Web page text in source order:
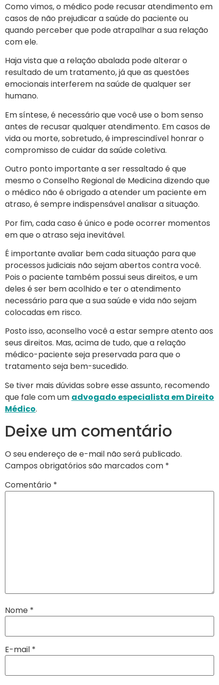
Como vimos, o médico pode recusar atendimento em
casos de não prejudicar a saúde do paciente ou
quando perceber que pode atrapalhar a sua relação
com ele.
Haja vista que a relação abalada pode alterar o
resultado de um tratamento, já que as questões
emocionais interferem na saúde de qualquer ser
humano.
Em síntese, é necessário que você use o bom senso
antes de recusar qualquer atendimento. Em casos de
vida ou morte, sobretudo, é imprescindível honrar o
compromisso de cuidar da saúde coletiva.
Outro ponto importante a ser ressaltado é que
mesmo o Conselho Regional de Medicina dizendo que
o médico não é obrigado a atender um paciente em
atraso, é sempre indispensável analisar a situação.
Por fim, cada caso é único e pode ocorrer momentos
em que o atraso seja inevitável.
É importante avaliar bem cada situação para que
processos judiciais não sejam abertos contra você.
Pois o paciente também possui seus direitos, e um
deles é ser bem acolhido e ter o atendimento
necessário para que a sua saúde e vida não sejam
colocadas em risco.
Posto isso, aconselho você a estar sempre atento aos
seus direitos. Mas, acima de tudo, que a relação
médico-paciente seja preservada para que o
tratamento seja bem-sucedido.
Se tiver mais dúvidas sobre esse assunto, recomendo
que fale com um advogado especialista em Direito
Médico.
Deixe um comentário
O seu endereço de e-mail não será publicado.
Campos obrigatórios são marcados com *
Comentário *
Nome *
E-mail *